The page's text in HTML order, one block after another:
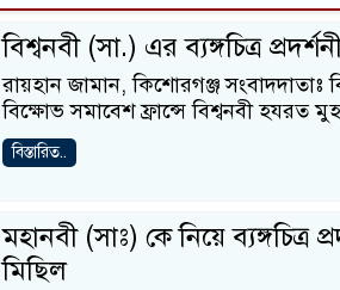
বিশ্বনবী (সা.) এর ব্যঙ্গচিত্র
রায়হান জামান, কিশোরগঞ্জ সংবাদদাতাঃ
বিক্ষোভ সমাবেশ ফ্রান্সে বিশ্বনবী হযরত
বিস্তারিত..
মহানবী (সাঃ) কে নিয়ে ব্যঙ্গচিত্র
মিছিল